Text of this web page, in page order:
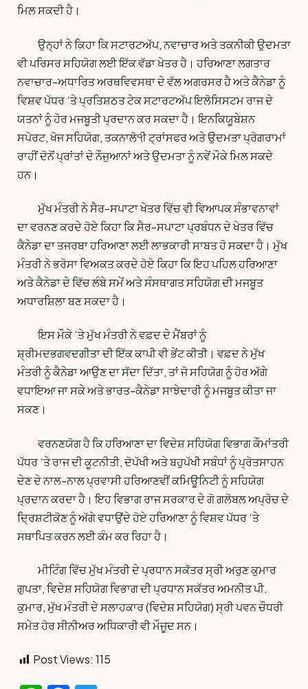
ਮਿਲ ਸਕਦੀ ਹੈ।
ਉਨ੍ਹਾਂ ਨੇ ਕਿਹਾ ਕਿ ਸਟਾਰਟਅੱਪ, ਨਵਾਚਾਰ ਅਤੇ ਤਕਨੀਕੀ ਉਦਮਤਾ
ਵੀ ਪਰਿਸਰ ਸਹਿਯੋਗ ਲਈ ਇੱਕ ਵੱਡਾ ਖੇਤਰ ਹੈ। ਹਰਿਆਣਾ ਲਗਤਾਰ
ਨਵਾਚਾਰ-ਅਧਾਰਿਤ ਅਰਥਵਿਵਸਥਾ ਦੇ ਵੱਲ ਅਗਰਸਰ ਹੈ ਅਤੇ ਕੈਨੇਡਾ ਨੂੰ
ਵਿਸ਼ਵ ਪੱਧਰ ‘ਤੇ ਪ੍ਰਤਿਸ਼ਠਤ ਟੇਕ ਸਟਾਰਟਅੱਪ ਇਲੋਸਿਸਟਮ ਰਾਜ ਦੇ
ਯਤਨਾਂ ਨੂੰ ਹੋਰ ਮਜਬੂਤੀ ਪ੍ਰਦਾਨ ਕਰ ਸਕਦਾ ਹੈ। ਇਨਕਿਯੂਬੇਸ਼ਨ
ਸਪੋਰਟ, ਖੋਜ ਸਹਿਯੋਗ, ਤਕਨਾਲੋ੧ੀ ਟ੍ਰਾਂਸਫਰ ਅਤੇ ਉਦਮਤਾ ਪ੍ਰੋਗਰਾਮਾਂ
ਰਾਹੀਂ ਦੋਨੋਂ ਪ੍ਰਾਂਤਾਂ ਦੇ ਨੌਜੁਆਨਾਂ ਅਤੇ ਉਦਮਤਾ ਨੂੰ ਨਵੇਂ ਮੌਕੇ ਮਿਲ ਸਕਦੇ
ਹਨ।
ਮੁੱਖ ਮੰਤਰੀ ਨੇ ਸੈਰ-ਸਪਾਟਾ ਖੇਤਰ ਵਿੱਚ ਵੀ ਵਿਆਪਕ ਸੰਭਾਵਨਾਵਾਂ
ਦਾ ਵਰਨਣ ਕਰਦੇ ਹੋਏ ਕਿਹਾ ਕਿ ਸੈਰ-ਸਪਾਟਾ ਪ੍ਰਬੰਧਨ ਦੇ ਖੇਤਰ ਵਿੱਚ
ਕੈਨੇਡਾ ਦਾ ਤਜਰਬਾ ਹਰਿਆਣਾ ਲਈ ਲਾਭਕਾਰੀ ਸਾਬਤ ਹੋ ਸਕਦਾ ਹੈ। ਮੁੱਖ
ਮੰਤਰੀ ਨੇ ਭਰੋਸਾ ਵਿਅਕਤ ਕਰਦੇ ਹੋਏ ਕਿਹਾ ਕਿ ਇਹ ਪਹਿਲ ਹਰਿਆਣਾ
ਅਤੇ ਕੈਨੇਡਾ ਦੇ ਵਿੱਚ ਲੰਬੇ ਸਮੇਂ ਅਤੇ ਸੰਸਥਾਗਤ ਸਹਿਯੋਗ ਦੀ ਮਜਬੂਤ
ਅਧਾਰਸ਼ਿਲਾ ਬਣ ਸਕਦਾ ਹੈ।
ਇਸ ਮੌਕੇ ‘ਤੇ ਮੁੱਖ ਮੰਤਰੀ ਨੇ ਵਫ਼ਦ ਦੇ ਮੈਂਬਰਾਂ ਨੂੰ
ਸ਼੍ਰੀਮਦਭਗਵਦਗੀਤਾ ਦੀ ਇੱਕ ਕਾਪੀ ਵੀ ਭੇਂਟ ਕੀਤੀ। ਵਫ਼ਦ ਨੇ ਮੁੱਖ
ਮੰਤਰੀ ਨੂੰ ਕੈਨੇਡਾ ਆਉਣ ਦਾ ਸੱਦਾ ਦਿੱਤਾ, ਤਾਂ ਜੋ ਸਹਿਯੋਗ ਨੂੰ ਹੋਰ ਅੱਗੇ
ਵਧਾਇਆ ਜਾ ਸਕੇ ਅਤੇ ਭਾਰਤ-ਕੈਨੇਡਾ ਸਾਝੇਦਾਰੀ ਨੂੰ ਮਜਬੂਤ ਕੀਤਾ ਜਾ
ਸਕਣ।
ਵਰਨਣਯੋਗ ਹੈ ਕਿ ਹਰਿਆਣਾ ਦਾ ਵਿਦੇਸ਼ ਸਹਿਯੋਗ ਵਿਭਾਗ ਕੌਮਾਂਤਰੀ
ਪੱਧਰ ‘ਤੇ ਰਾਜ ਦੀ ਕੂਟਨੀਤੀ, ਦੋਪੱਖੀ ਅਤੇ ਬਹੁਪੱਖੀ ਸਬੰਧਾਂ ਨੂੰ ਪ੍ਰੋਤਸਾਹਨ
ਦੇਣ ਦੇ ਨਾਲ-ਨਾਲ ਪ੍ਰਵਾਸੀ ਹਰਿਆਣਵੀਂ ਕਮਿਊਨਿਟੀ ਨੂੰ ਸਹਿਯੋਗ
ਪ੍ਰਦਾਨ ਕਰਦਾ ਹੈ। ਇਹ ਵਿਭਾਗ ਰਾਜ ਸਰਕਾਰ ਦੇ ਗੋ ਗਲੋਬਲ ਅਪ੍ਰੋਚ ਦੇ
ਦ੍ਰਿਸ਼ਟੀਕੋਣ ਨੂੰ ਅੱਗੇ ਵਧਾਉਂਦੇ ਹੋਏ ਹਰਿਆਣਾ ਨੂੰ ਵਿਸ਼ਵ ਪੱਧਰ ‘ਤੇ
ਸਥਾਪਿਤ ਕਰਨ ਲਈ ਕੰਮ ਕਰ ਰਿਹਾ ਹੈ।
ਮੀਟਿੰਗ ਵਿੱਚ ਮੁੱਖ ਮੰਤਰੀ ਦੇ ਪ੍ਰਧਾਨ ਸਕੱਤਰ ਸ੍ਰੀ ਅਰੁਣ ਕੁਮਾਰ
ਗੁਪਤਾ, ਵਿਦੇਸ਼ ਸਹਿਯੋਗ ਵਿਭਾਗ ਦੀ ਪ੍ਰਧਾਨ ਸਕੱਤਰ ਅਮਨੀਤ ਪੀ.
ਕੁਮਾਰ, ਮੁੱਖ ਮੰਤਰੀ ਦੇ ਸਲਾਹਕਾਰ (ਵਿਦੇਸ਼ ਸਹਿਯੋਗ) ਸ੍ਰੀ ਪਵਨ ਚੌਧਰੀ
ਸਮੇਤ ਹੋਰ ਸੀਨੀਅਰ ਅਧਿਕਾਰੀ ਵੀ ਮੌਜੂਦ ਸਨ।
Post Views: 115